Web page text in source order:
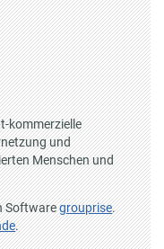
kommerzielle
und
Menschen und
Softwaregrouprise.
.